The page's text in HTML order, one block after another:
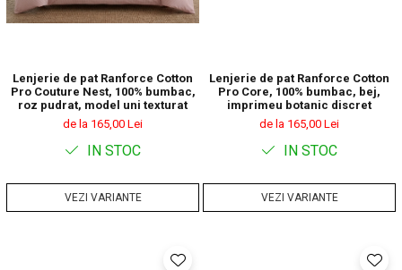
Lenjerie de pat Ranforce Cotton
Pro Couture Nest, 100% bumbac,
roz pudrat, model uni texturat
de la 165,00 Lei
IN STOC
VEZI VARIANTE
Lenjerie de pat Ranforce Cotton
Pro Core, 100% bumbac, bej,
imprimeu botanic discret
de la 165,00 Lei
IN STOC
VEZI VARIANTE